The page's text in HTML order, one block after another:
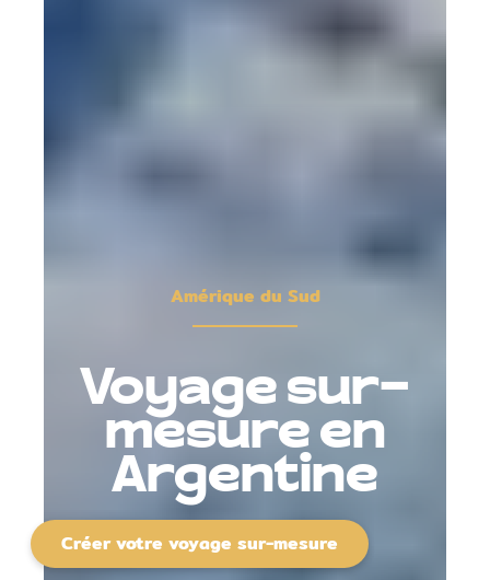
Amérique du Sud
Voyage sur-
mesure en
Argentine
Créer votre voyage sur-mesure